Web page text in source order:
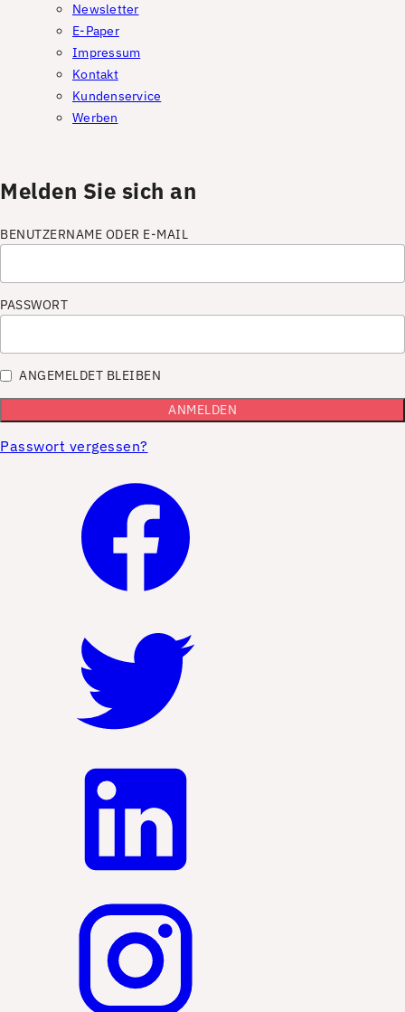
Newsletter
E-Paper
Impressum
Kontakt
Kundenservice
Werben
Melden Sie sich an
BENUTZERNAME ODER E-MAIL
PASSWORT
ANGEMELDET BLEIBEN
Passwort vergessen?